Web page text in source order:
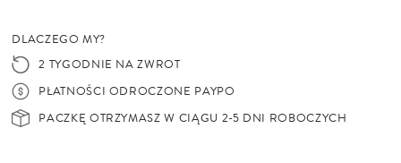
DLACZEGO MY?
2 TYGODNIE NA ZWROT
PŁATNOŚCI ODROCZONE PAYPO
PACZKĘ OTRZYMASZ W CIĄGU 2-5 DNI ROBOCZYCH